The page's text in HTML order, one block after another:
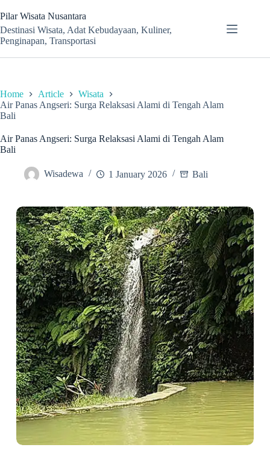
to
content
Pilar Wisata Nusantara
Destinasi Wisata, Adat Kebudayaan, Kuliner,
Penginapan, Transportasi
Home Article
Wisata
Air Panas Angseri: Surga Relaksasi Alami di Tengah Alam
Bali
Air Panas Angseri: Surga Relaksasi Alami di Tengah Alam
Bali
Wisadewa 1 January 2026 Bali